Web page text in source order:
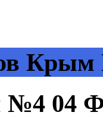
№4 04